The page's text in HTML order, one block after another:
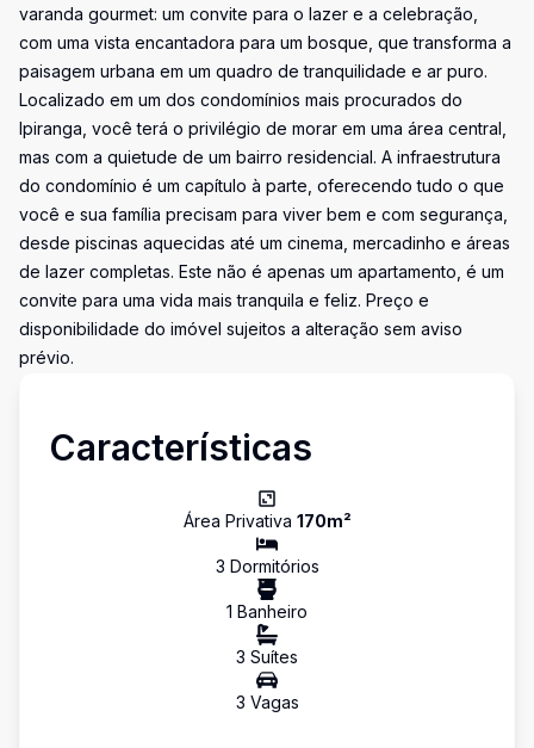
varanda gourmet: um convite para o lazer e a celebração,
com uma vista encantadora para um bosque, que transforma a
paisagem urbana em um quadro de tranquilidade e ar puro.
Localizado em um dos condomínios mais procurados do
Ipiranga, você terá o privilégio de morar em uma área central,
mas com a quietude de um bairro residencial. A infraestrutura
do condomínio é um capítulo à parte, oferecendo tudo o que
você e sua família precisam para viver bem e com segurança,
desde piscinas aquecidas até um cinema, mercadinho e áreas
de lazer completas. Este não é apenas um apartamento, é um
convite para uma vida mais tranquila e feliz. Preço e
disponibilidade do imóvel sujeitos a alteração sem aviso
prévio.
Características
Área Privativa 170m²
3 Dormitórios
1 Banheiro
3 Suítes
3 Vagas